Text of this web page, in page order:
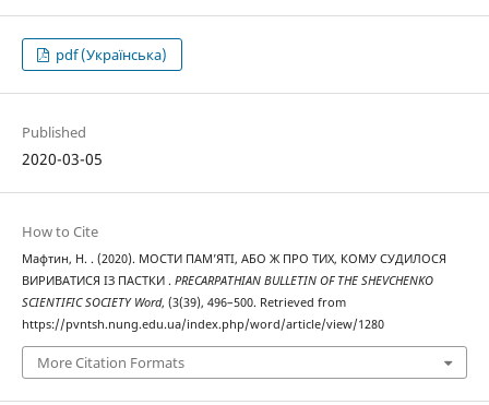
pdf (Українська)
Published
2020-03-05
How to Cite
Мафтин, Н. . (2020). МОСТИ ПАМ’ЯТІ, АБО Ж ПРО ТИХ, КОМУ СУДИЛОСЯ
ВИРИВАТИСЯ ІЗ ПАСТКИ . PRECARPATHIAN BULLETIN OF THE SHEVCHENKO
SCIENTIFIC SOCIETY Word, (3(39), 496–500. Retrieved from
https://pvntsh.nung.edu.ua/index.php/word/article/view/1280
More Citation Formats